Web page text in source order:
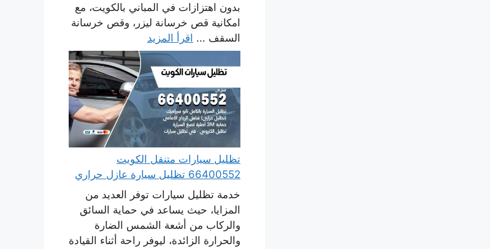
بدون اهتزازات في المباني بالكويت، مع
امكانية قص خرسانة ليزر، وقص خرسانة
السقف ... اقرأ المزيد
تظليل سيارات متنقل الكويت
66400552 تظليل سيارة عازل حراري
خدمة تظليل سيارات توفر العديد من
المزايا، حيث يساعد في حماية السائق
والركاب من أشعة الشمس الضارة
والحرارة الزائدة، ليوفر راحة أثناء القيادة